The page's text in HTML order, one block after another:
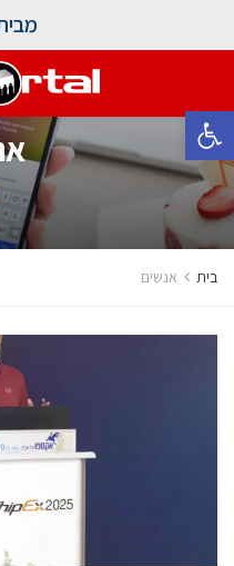
פתח סרגל נגישות
בית אנשים